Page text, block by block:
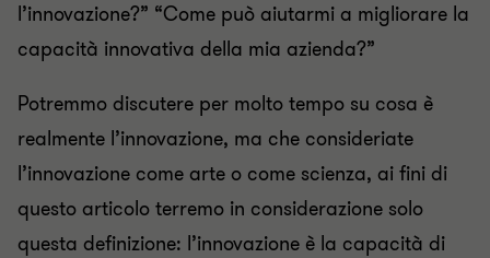
l’innovazione?” “Come può aiutarmi a migliorare la
capacità innovativa della mia azienda?”
Potremmo discutere per molto tempo su cosa è
realmente l’innovazione, ma che consideriate
l’innovazione come arte o come scienza, ai fini di
questo articolo terremo in considerazione solo
questa definizione: l’innovazione è la capacità di